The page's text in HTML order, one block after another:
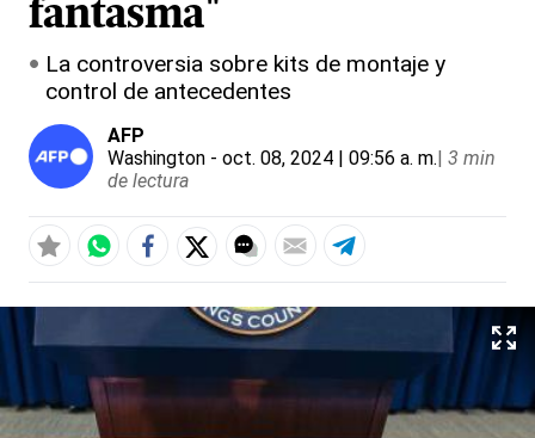
fantasma"
La controversia sobre kits de montaje y
control de antecedentes
AFP
Washington - oct. 08, 2024 | 09:56 a. m.| 3 min
de lectura